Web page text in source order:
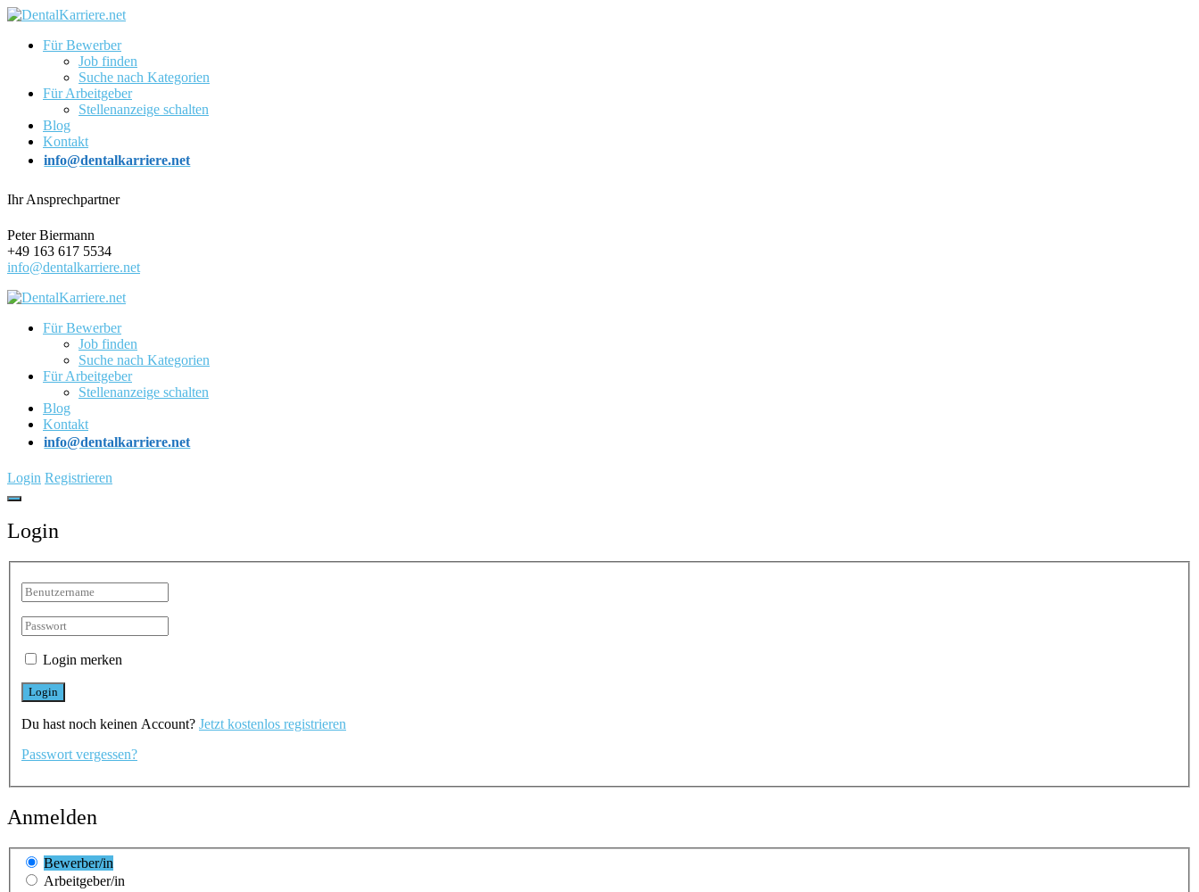
Für Bewerber
Job finden
Suche nach Kategorien
Für Arbeitgeber
Stellenanzeige schalten
Blog
Kontakt
info@dentalkarriere.net
Ihr Ansprechpartner
Peter Biermann
+49 163 617 5534
info@dentalkarriere.net
Für Bewerber
Job finden
Suche nach Kategorien
Für Arbeitgeber
Stellenanzeige schalten
Blog
Kontakt
info@dentalkarriere.net
Login Registrieren
Login
Login merken
Du hast noch keinen Account? Jetzt kostenlos registrieren
Passwort vergessen?
Anmelden
Bewerber/in
Arbeitgeber/in